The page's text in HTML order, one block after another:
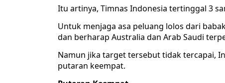
Itu artinya, Timnas Indonesia tertinggal 3
Untuk menjaga asa peluang lolos dari
dan berharap Australia dan Arab Saudi
Namun jika target tersebut tidak tercapai,
putaran keempat.